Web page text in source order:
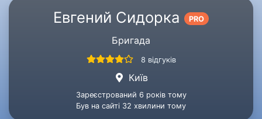
Евгений Сидорка PRO
Бригада
8 відгуків
Київ
Зареєстрований 6 років тому
Був на сайті 32 хвилини тому